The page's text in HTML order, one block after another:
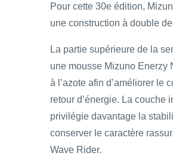
Pour cette 30e édition,
une construction à double
La partie supérieure de la
une mousse Mizuno Enerzy
à l’azote afin d’améliorer le
retour d’énergie. La couche
privilégie davantage la
conserver le caractère
Wave Rider.